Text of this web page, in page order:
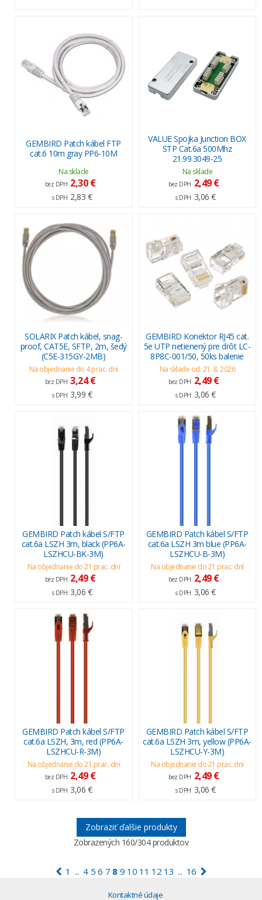
GEMBIRD Patch kábel FTP
cat.6 10m gray PP6-10M
Na sklade
bez DPH 2,30 €
s DPH 2,83 €
VALUE Spojka Junction BOX
STP Cat.6a 500Mhz
21.99.3049-25
Na sklade
bez DPH 2,49 €
s DPH 3,06 €
SOLARIX Patch kábel, snag-
proof, CAT5E, SFTP, 2m, šedý
(C5E-315GY-2MB)
Na objednanie do 4 prac. dní
bez DPH 3,24 €
s DPH 3,99 €
GEMBIRD Konektor RJ45 cat.
5e UTP netienený pre drôt LC-
8P8C-001/50, 50ks balenie
Na sklade od: 21. 8. 2026
bez DPH 2,49 €
s DPH 3,06 €
GEMBIRD Patch kábel S/FTP
cat.6a LSZH 3m, black (PP6A-
LSZHCU-BK-3M)
Na objednanie do 21 prac. dní
bez DPH 2,49 €
s DPH 3,06 €
GEMBIRD Patch kábel S/FTP
cat.6a LSZH 3m blue (PP6A-
LSZHCU-B-3M)
Na objednanie do 21 prac. dní
bez DPH 2,49 €
s DPH 3,06 €
GEMBIRD Patch kábel S/FTP
cat.6a LSZH, 3m, red (PP6A-
LSZHCU-R-3M)
Na objednanie do 21 prac. dní
bez DPH 2,49 €
s DPH 3,06 €
GEMBIRD Patch kábel S/FTP
cat.6a LSZH 3m, yellow (PP6A-
LSZHCU-Y-3M)
Na objednanie do 21 prac. dní
bez DPH 2,49 €
s DPH 3,06 €
Zobraziť ďalšie produkty
Zobrazených 160/304 produktov
1 ... 4 5 6 7 8 9 10 11 12 13 ... 16
Kontaktné údaje